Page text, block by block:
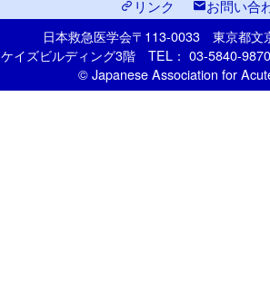
リンク
お問い合
日本救急医学会〒113-0033 東京都文
ケイズビルディング3階 TEL： 03-5840-
© Japanese Association for